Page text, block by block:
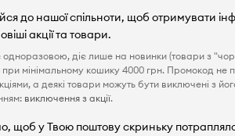
до нашої спільноти, щоб отримувати
акції та товари.
діє лише на новинки (товари з
при мінімальному кошику 4000 грн. Промокод не
а деякі товари можуть бути виключені з
виключення з акції.
щоб у Твою поштову скриньку